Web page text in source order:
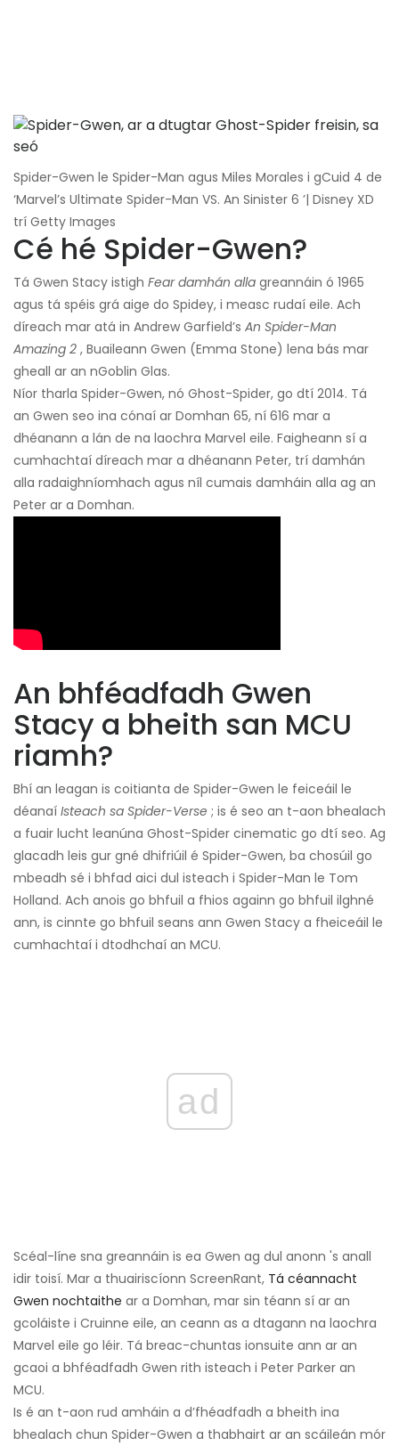
Spider-Gwen le Spider-Man agus Miles Morales i gCuid 4 de
‘Marvel’s Ultimate Spider-Man VS. An Sinister 6 ’| Disney XD
trí Getty Images
Cé hé Spider-Gwen?
Tá Gwen Stacy istigh Fear damhán alla greannáin ó 1965
agus tá spéis grá aige do Spidey, i measc rudaí eile. Ach
díreach mar atá in Andrew Garfield’s An Spider-Man
Amazing 2 , Buaileann Gwen (Emma Stone) lena bás mar
gheall ar an nGoblin Glas.
Níor tharla Spider-Gwen, nó Ghost-Spider, go dtí 2014. Tá
an Gwen seo ina cónaí ar Domhan 65, ní 616 mar a
dhéanann a lán de na laochra Marvel eile. Faigheann sí a
cumhachtaí díreach mar a dhéanann Peter, trí damhán
alla radaighníomhach agus níl cumais damháin alla ag an
Peter ar a Domhan.
An bhféadfadh Gwen
Stacy a bheith san MCU
riamh?
Bhí an leagan is coitianta de Spider-Gwen le feiceáil le
déanaí Isteach sa Spider-Verse ; is é seo an t-aon bhealach
a fuair lucht leanúna Ghost-Spider cinematic go dtí seo. Ag
glacadh leis gur gné dhifriúil é Spider-Gwen, ba chosúil go
mbeadh sé i bhfad aici dul isteach i Spider-Man le Tom
Holland. Ach anois go bhfuil a fhios againn go bhfuil ilghné
ann, is cinnte go bhfuil seans ann Gwen Stacy a fheiceáil le
cumhachtaí i dtodhchaí an MCU.
ad
Scéal-líne sna greannáin is ea Gwen ag dul anonn 's anall
idir toisí. Mar a thuairiscíonn ScreenRant, Tá céannacht
Gwen nochtaithe ar a Domhan, mar sin téann sí ar an
gcoláiste i Cruinne eile, an ceann as a dtagann na laochra
Marvel eile go léir. Tá breac-chuntas ionsuite ann ar an
gcaoi a bhféadfadh Gwen rith isteach i Peter Parker an
MCU.
Is é an t-aon rud amháin a d’fhéadfadh a bheith ina
bhealach chun Spider-Gwen a thabhairt ar an scáileán mór